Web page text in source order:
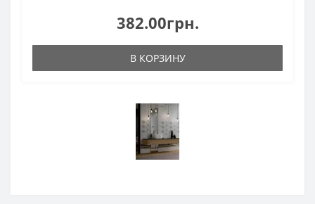
382.00грн.
В КОРЗИНУ